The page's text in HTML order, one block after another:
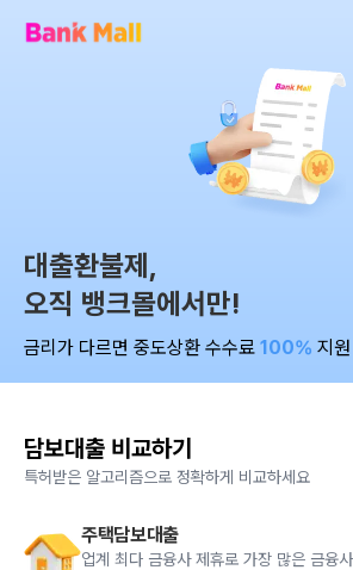
대출환불제,
오직 뱅크몰에서만!
금리가 다르면 중도상환 수수료 100% 지원
담보대출 비교하기
특허받은 알고리즘으로 정확하게 비교하세요
주택담보대출
업계 최다 금융사 제휴로 가장 많은 금융